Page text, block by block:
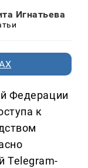
Игнатьева
Федерации
к
Telegram-